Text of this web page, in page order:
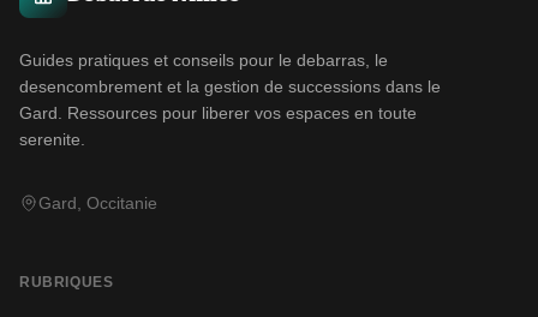
Guides pratiques et conseils pour le debarras, le
desencombrement et la gestion de successions dans le
Gard. Ressources pour liberer vos espaces en toute
serenite.
Gard, Occitanie
RUBRIQUES